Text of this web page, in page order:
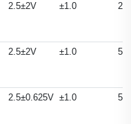
2.5±2V ±1.0
2.5±2V ±1.0 50
2.5±0.625V ±1.0 50